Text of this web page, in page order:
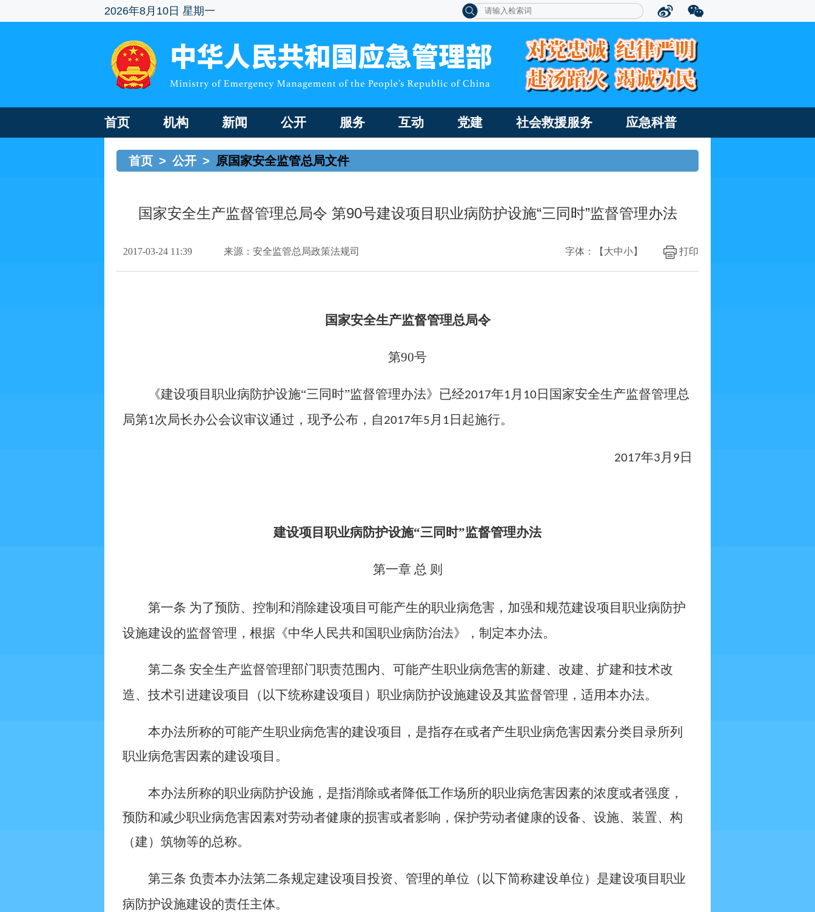
2026年8月10日 星期一
首页 机构 新闻 公开 服务 互动 党建 社会救援服务 应急科普
首页 > 公开 > 原国家安全监管总局文件
国家安全生产监督管理总局令 第90号建设项目职业病防护设施“三同时”监督管理办法
2017-03-24 11:39 来源：安全监管总局政策法规司 打印
字体：【 大中小】
国家安全生产监督管理总局令
第90号
《建设项目职业病防护设施“三同时”监督管理办法》已经2017年1 月 10 日国家安全生产监督管理总
局第1次局长办公会议审议通过，现予公布，自2017年5 月 1 日起施行。
2017年3月 9 日
建设项目职业病防护设施“三同时”监督管理办法
第一章 总 则
第一条 为了预防、控制和消除建设项目可能产生的职业病危害，加强和规范建设项目职业病防护
设施建设的监督管理，根据《中华人民共和国职业病防治法》，制定本办法。
第二条 安全生产监督管理部门职责范围内、可能产生职业病危害的新建、改建、扩建和技术改
造、技术引进建设项目（以下统称建设项目）职业病防护设施建设及其监督管理，适用本办法。
本办法所称的可能产生职业病危害的建设项目，是指存在或者产生职业病危害因素分类目录所列
职业病危害因素的建设项目。
本办法所称的职业病防护设施，是指消除或者降低工作场所的职业病危害因素的浓度或者强度，
预防和减少职业病危害因素对劳动者健康的损害或者影响，保护劳动者健康的设备、设施、装置、构
（建）筑物等的总称。
第三条 负责本办法第二条规定建设项目投资、管理的单位（以下简称建设单位）是建设项目职业
病防护设施建设的责任主体。